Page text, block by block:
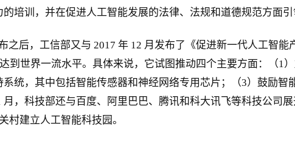
培训，并在促进人工智能发展的法律、法规和道德规范方面
之后，工信部又与 2017 年 12 月发布了《促进新一代人工智
到世界一流水平。具体来说，它试图推动四个主要方面：（1
统，其中包括智能传感器和神经网络专用芯片；（3）鼓励
，科技部还与百度、阿里巴巴、腾讯和科大讯飞等科技公司
村建立人工智能科技园。